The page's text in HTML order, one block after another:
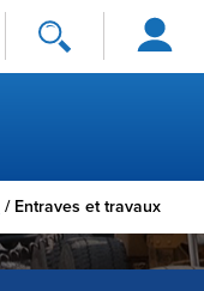
Se
connecter
/ Entraves et travaux